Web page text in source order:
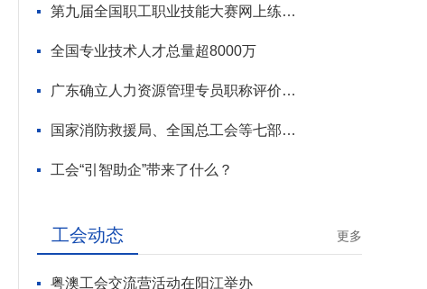
第九届全国职工职业技能大赛网上练兵正式启动
全国专业技术人才总量超8000万
广东确立人力资源管理专员职称评价标准
国家消防救援局、全国总工会等七部门联合部署 开展全民消防安全素质提升行动
工会“引智助企”带来了什么？
工会动态 更多
粤澳工会交流营活动在阳江举办